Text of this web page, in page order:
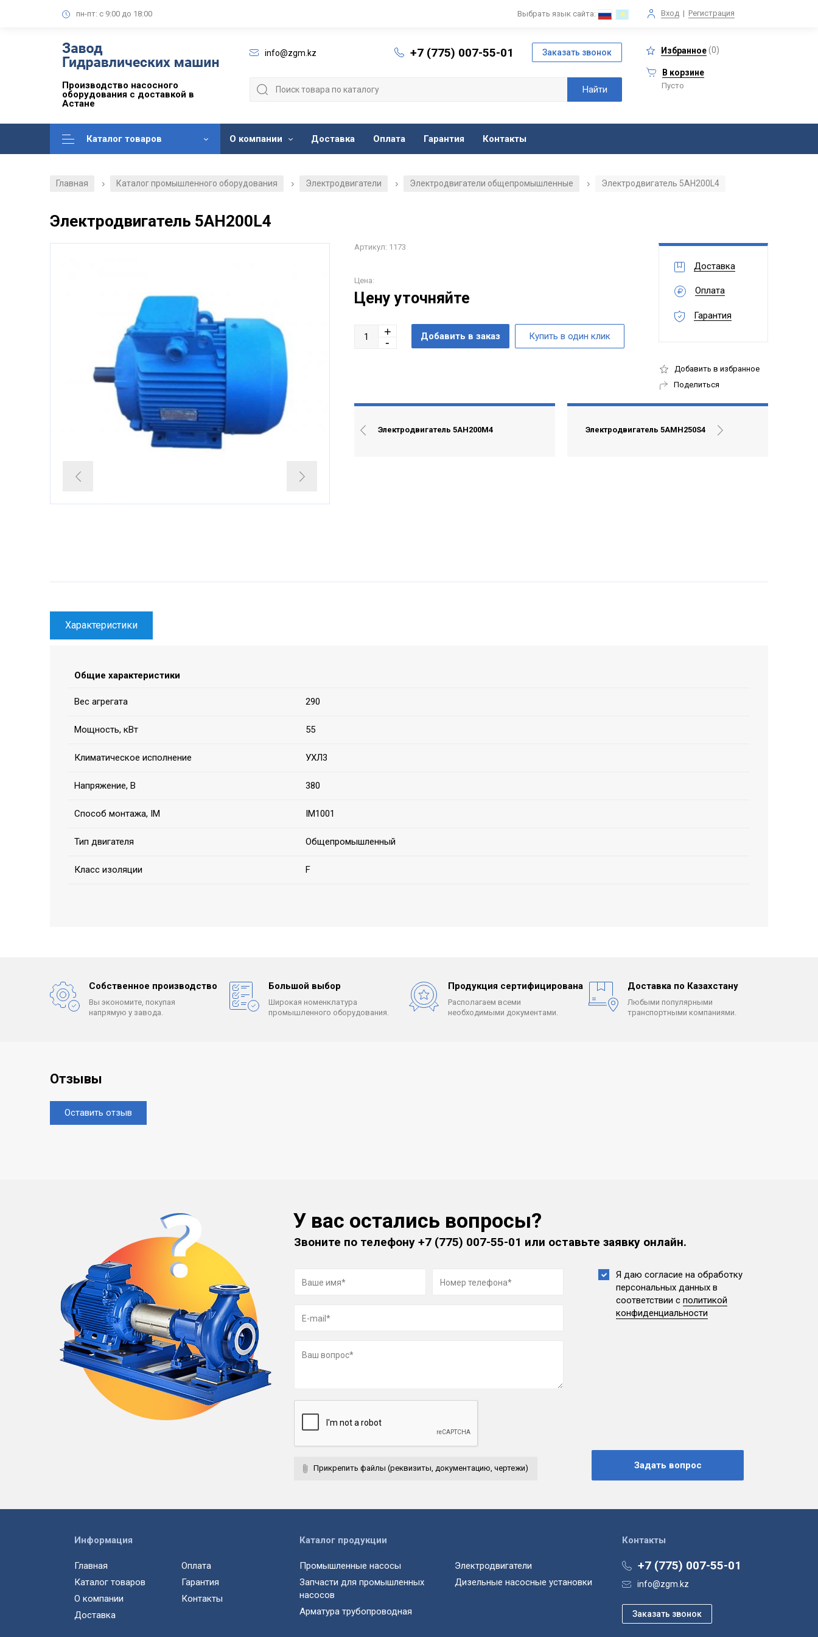
пн-пт: с 9:00 до 18:00 Вход | Регистрация
Выбрать язык сайта:
Производство насосного
оборудования с доставкой в
Астане
info@zgm.kz +7 (775) 007-55-01 Избранное(0)
В корзине
Пусто
Каталог товаров О компании Доставка Оплата Гарантия Контакты
Главная / Каталог промышленного оборудования / Электродвигатели / Электродвигатели общепромышленные / Электродвигатель 5АН200L4
Электродвигатель 5АН200L4
Артикул: 1173
Цена:
Цену уточняйте
Доставка
Оплата
Гарантия
Добавить в избранное
Поделиться
Электродвигатель 5АН200М4 Электродвигатель 5АМН250S4
Характеристики
Общие характеристики
Вес агрегата 290
Мощность, кВт 55
Климатическое исполнение УХЛ3
Напряжение, В 380
Способ монтажа, IM IM1001
Тип двигателя Общепромышленный
Класс изоляции F
Собственное производство
Вы экономите, покупая
напрямую у завода.
Большой выбор
Широкая номенклатура
промышленного оборудования.
Продукция сертифицирована
Располагаем всеми
необходимыми документами.
Доставка по Казахстану
Любыми популярными
транспортными компаниями.
Отзывы
Оставить отзыв
У вас остались вопросы?
Звоните по телефону+7 (775) 007-55-01 или оставьте заявку онлайн.
Прикрепить файлы (реквизиты, документацию, чертежи)
Я даю согласие на обработку
персональных данных в
соответствии с политикой
конфиденциальности
Контакты
+7 (775) 007-55-01
info@zgm.kz
Информация
Главная
Каталог товаров
О компании
Доставка
Оплата
Гарантия
Контакты
Каталог продукции
Промышленные насосы
Запчасти для промышленных
насосов
Арматура трубопроводная
Электродвигатели
Дизельные насосные установки